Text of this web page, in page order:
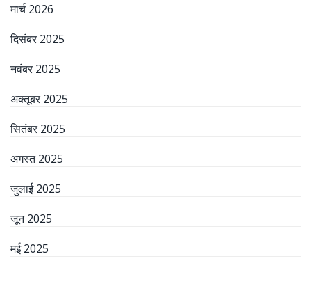
मार्च 2026
दिसंबर 2025
नवंबर 2025
अक्तूबर 2025
सितंबर 2025
अगस्त 2025
जुलाई 2025
जून 2025
मई 2025